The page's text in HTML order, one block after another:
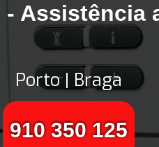
- Assistência
Porto | Braga
910 350 125